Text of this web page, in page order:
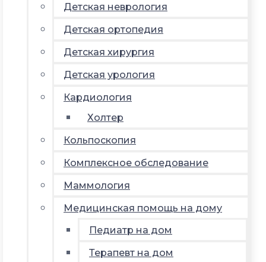
Детская неврология
Детская ортопедия
Детская хирургия
Детская урология
Кардиология
Холтер
Кольпоскопия
Комплексное обследование
Маммология
Медицинская помощь на дому
Педиатр на дом
Терапевт на дом